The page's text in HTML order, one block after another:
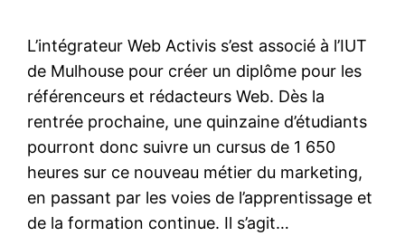
L’intégrateur Web Activis s’est associé à l’IUT
de Mulhouse pour créer un diplôme pour les
référenceurs et rédacteurs Web. Dès la
rentrée prochaine, une quinzaine d’étudiants
pourront donc suivre un cursus de 1 650
heures sur ce nouveau métier du marketing,
en passant par les voies de l’apprentissage et
de la formation continue. Il s’agit…